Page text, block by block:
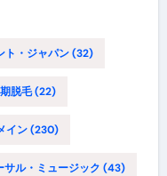
ト・ジャパン(32)
脱毛(22)
イン(230)
サル・ミュージック (43)